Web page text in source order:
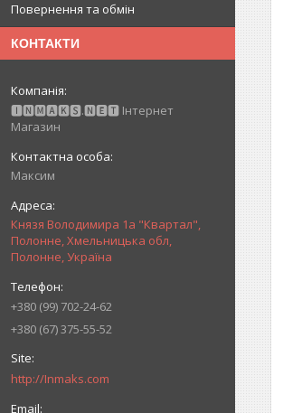
Повернення та обмін
КОНТАКТИ
🅸🅽🅼🅰🅺🆂.🅽🅴🆃 Інтернет
Магазин
Максим
Князя Володимира 1а "Квартал",
Полонне, Хмельницька обл,
Полонне, Україна
+380 (99) 702-24-62
+380 (67) 375-55-52
http://Inmaks.com